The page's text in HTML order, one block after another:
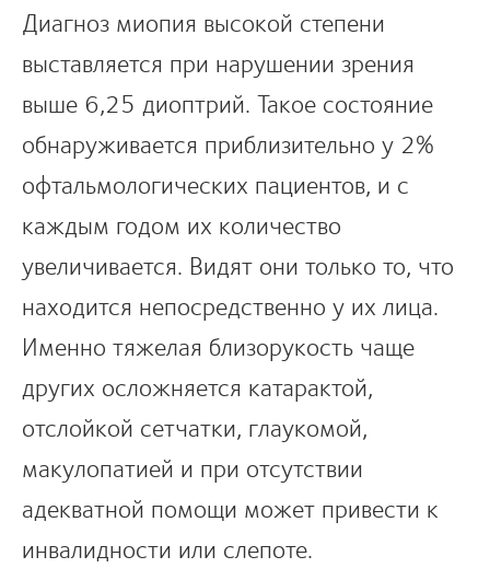
Диагноз миопия высокой степени
выставляется при нарушении зрения
выше 6,25 диоптрий. Такое состояние
обнаруживается приблизительно у 2%
офтальмологических пациентов, и с
каждым годом их количество
увеличивается. Видят они только то, что
находится непосредственно у их лица.
Именно тяжелая близорукость чаще
других осложняется катарактой,
отслойкой сетчатки, глаукомой,
макулопатией и при отсутствии
адекватной помощи может привести к
инвалидности или слепоте.